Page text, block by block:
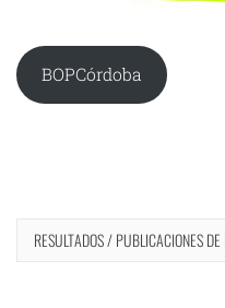
BOPCórdoba
RESULTADOS / PUBLICACIONES DE